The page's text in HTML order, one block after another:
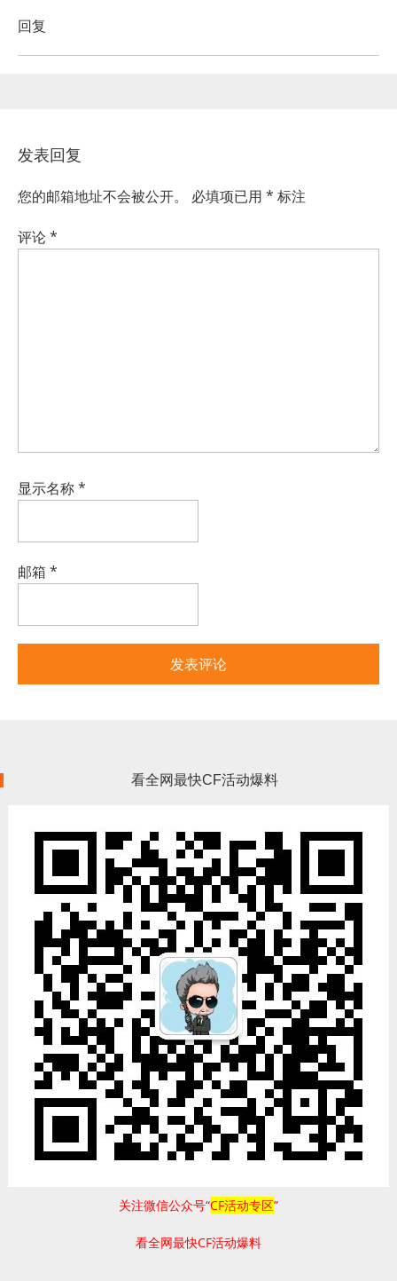
回复
发表回复
您的邮箱地址不会被公开。 必填项已用 * 标注
评论*
显示名称*
邮箱 *
看全网最快CF活动爆料
关注微信公众号“CF活动专区”
看全网最快CF活动爆料